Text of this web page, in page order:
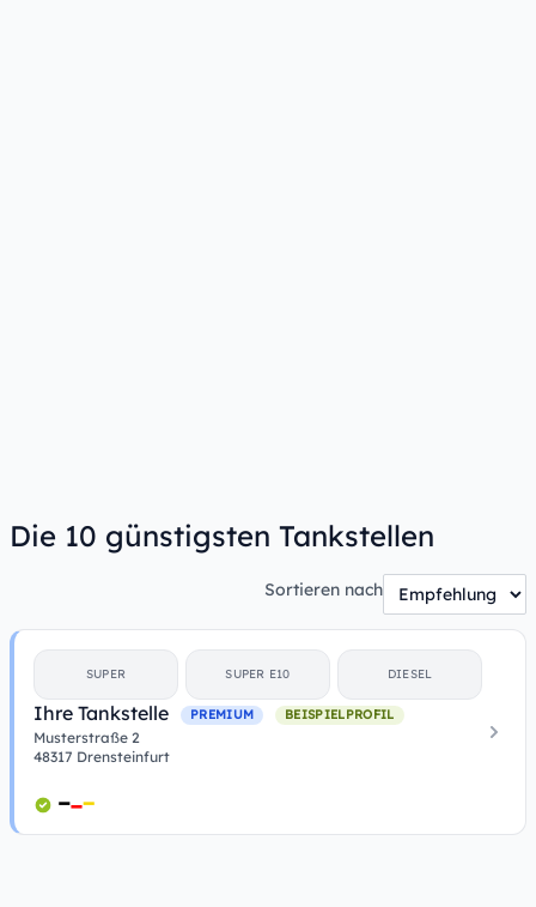
Die 10 günstigsten Tankstellen
Sortieren nach
SUPER SUPER E10 DIESEL
Ihre Tankstelle PREMIUM BEISPIELPROFIL
Musterstraße 2
48317 Drensteinfurt